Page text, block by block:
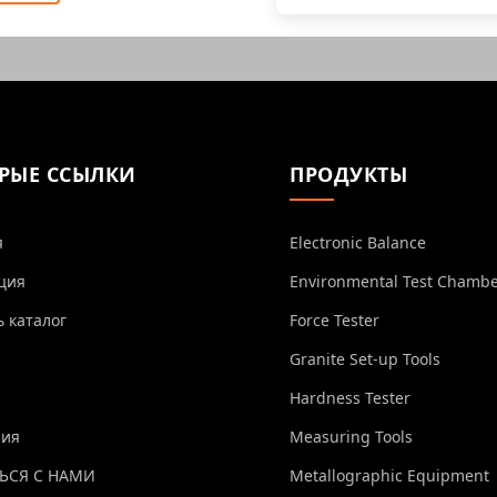
ССЫЛКИ
каталог
С НАМИ
ПРОДУКТЫ
Electronic Balance
Environmental Test
Force Tester
Granite Set-up Tools
Hardness Tester
Measuring Tools
Metallographic Equipment